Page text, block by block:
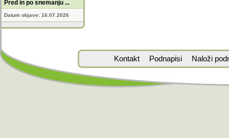
Pred in po snemanju ...
Datum objave: 16.07.2026
Kontakt Podnapisi Naloži